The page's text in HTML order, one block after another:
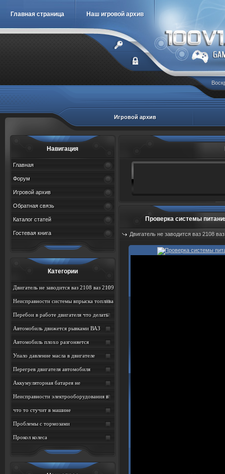
Главная страница Наш игровой архив
Игровой архив
Навигация
Главная
Форум
Игровой архив
Обратная связь
Каталог статей
Гостевая книга
Категории
Двигатель не заводится ваз 2108 ваз 2109
ваз 21099
Неисправности системы впрыска топлива
на ВАЗ
Перебои в работе двигателя что делать
ВАЗ
Автомобиль движется рывками ВАЗ
Автомобиль плохо разгоняется
Упало давление масла в двигателе
Перегрев двигателя автомобиля
Аккумуляторная батарея не
подзаряжается
Неисправности электрооборудования в
автомобиле
что то стучит в машине
Проблемы с тормозами
Прокол колеса
Проверка системы
Двигатель не заводится ваз 2108
Дата: 09.08.2026
Просмотров: